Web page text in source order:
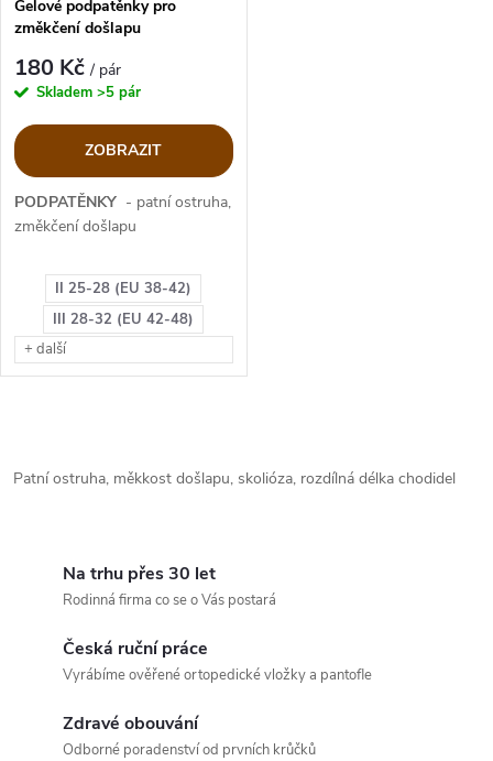
p
r
o
d
u
t
p
r
o
d
k
t
II 25-28 (EU 38-42)
III 28-32 (EU 42-48)
+ další
Gelové podpatěnky pro
změkčení došlapu
180 Kč/ pár
Skladem >5 pár
ZOBRAZIT
PODPATĚNKY - patní ostruha,
změkčení došlapu
v
Patní ostruha, měkkost došlapu, skolióza, rozdílná délka chodidel
Na trhu přes 30 let
Rodinná firma co se o Vás postará
Česká ruční práce
Vyrábíme ověřené ortopedické vložky a pantofle
Zdravé obouvání
Odborné poradenství od prvních krůčků